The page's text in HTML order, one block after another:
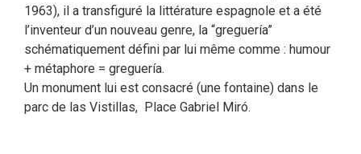
1963), il a transfiguré la littérature espagnole et a été
l’inventeur d’un nouveau genre, la “greguería”
schématiquement défini par lui même comme : humour
+ métaphore = greguería.
Un monument lui est consacré (une fontaine) dans le
parc de las Vistillas, Place Gabriel Miró.